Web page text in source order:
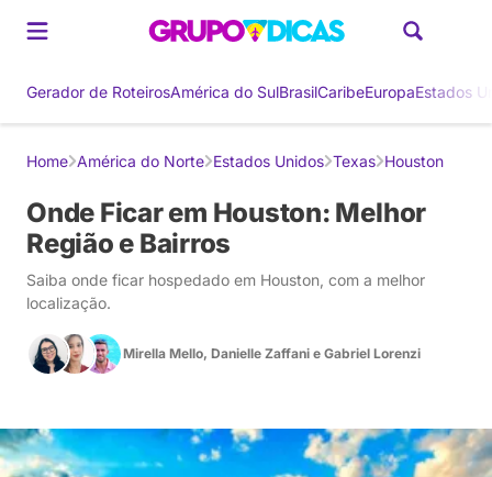
Gerador de RoteirosAmérica do SulBrasilCaribeEuropaEstados
Home América do Norte Estados Unidos Texas Houston
Onde Ficar em Houston: Melhor
Região e Bairros
Saiba onde ficar hospedado em Houston, com a melhor
localização.
Mirella Mello, Danielle Zaffani e Gabriel Lorenzi